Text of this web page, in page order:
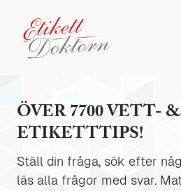
ÖVER 7700 VETT- &
ETIKETTTIPS!
Ställ din fråga, sök efter
läs alla frågor med svar.